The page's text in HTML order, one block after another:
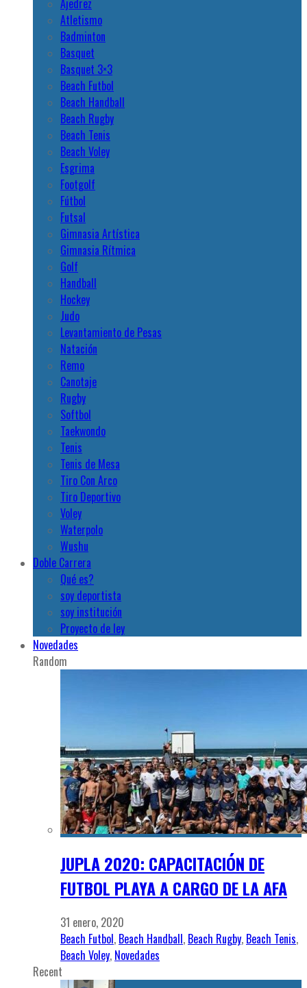
Ajedrez
Atletismo
Badminton
Basquet
Basquet 3×3
Beach Futbol
Beach Handball
Beach Rugby
Beach Tenis
Beach Voley
Esgrima
Footgolf
Fútbol
Futsal
Gimnasia Artística
Gimnasia Rítmica
Golf
Handball
Hockey
Judo
Levantamiento de Pesas
Natación
Remo
Canotaje
Rugby
Softbol
Taekwondo
Tenis
Tenis de Mesa
Tiro Con Arco
Tiro Deportivo
Voley
Waterpolo
Wushu
Doble Carrera
Qué es?
soy deportista
soy institución
Proyecto de ley
Novedades
Random
JUPLA 2020: CAPACITACIÓN DE
FUTBOL PLAYA A CARGO DE LA AFA
31 enero, 2020
Beach Futbol, Beach Handball, Beach Rugby, Beach Tenis,
Beach Voley, Novedades
Recent